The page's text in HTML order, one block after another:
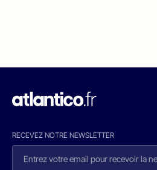
RECEVEZ NOTRE NEWSLETTER